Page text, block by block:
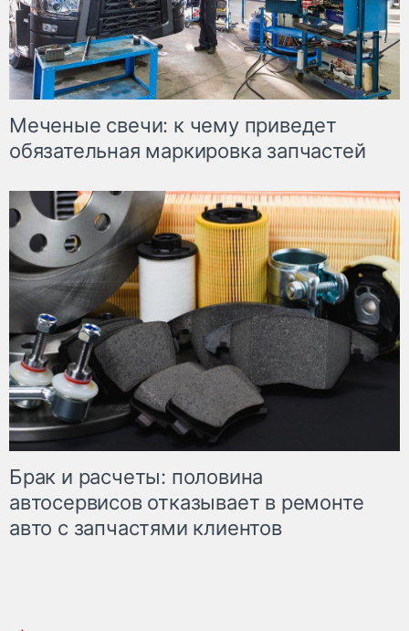
Меченые свечи: к чему приведет
обязательная маркировка запчастей
Брак и расчеты: половина
автосервисов отказывает в ремонте
авто с запчастями клиентов